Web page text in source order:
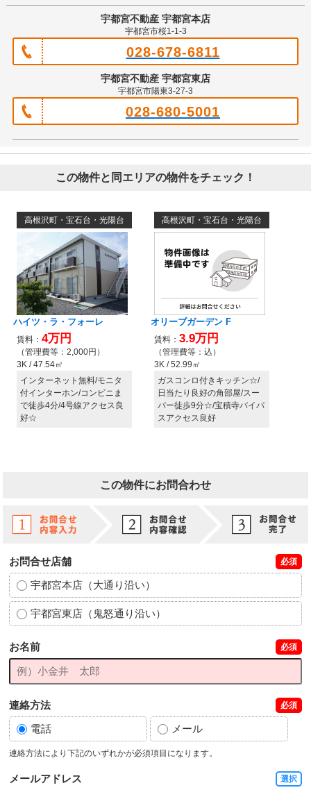
宇都宮不動産 宇都宮本店
宇都宮市桜1-1-3
028-678-6811
宇都宮不動産 宇都宮東店
宇都宮市陽東3-27-3
028-680-5001
この物件と同エリアの物件をチェック！
この物件にお問合わせ
お問合せ店舗 必須
宇都宮本店（大通り沿い）
宇都宮東店（鬼怒通り沿い）
お名前 必須
連絡方法 必須
電話 メール
連絡方法により下記のいずれかが必須項目になります。
メールアドレス 選択